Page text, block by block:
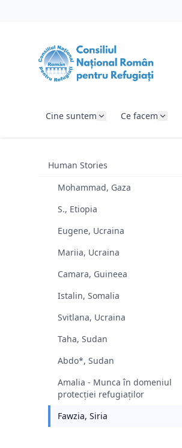
Cine suntem Ce facem
Human Stories
Mohammad, Gaza
S., Etiopia
Eugene, Ucraina
Mariia, Ucraina
Camara, Guineea
Istalin, Somalia
Svitlana, Ucraina
Taha, Sudan
Abdo*, Sudan
Amalia - Munca în domeniul
protecției refugiaților
Fawzia, Siria